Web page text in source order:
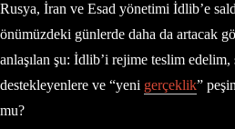
Rusya, İran ve Esad yönetimi İdlib’e
önümüzdeki günlerde daha da artacak
anlaşılan şu: İdlib’i rejime teslim
destekleyenlere ve “yeni gerçeklik”
mu?